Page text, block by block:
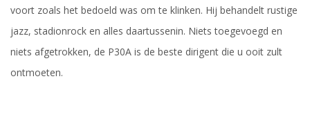
voort zoals het bedoeld was om te klinken. Hij behandelt rustige
jazz, stadionrock en alles daartussenin. Niets toegevoegd en
niets afgetrokken, de P30A is de beste dirigent die u ooit zult
ontmoeten.